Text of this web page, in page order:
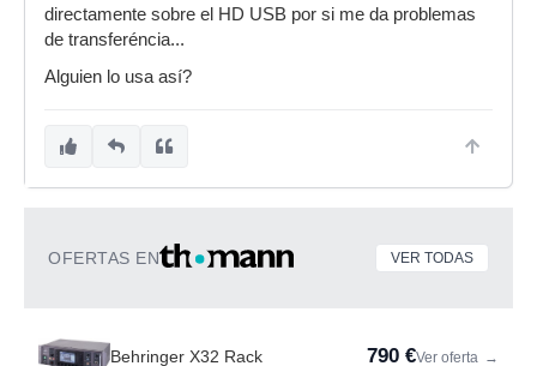
directamente sobre el HD USB por si me da problemas
de transferéncia...
Alguien lo usa así?
OFERTAS EN VER TODAS
Behringer X32 Rack 790 €Ver oferta →